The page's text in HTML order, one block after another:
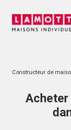
Constructeur de